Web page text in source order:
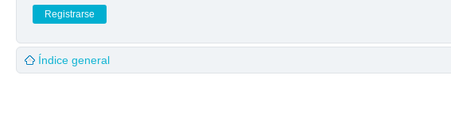
Registrarse
Índice general